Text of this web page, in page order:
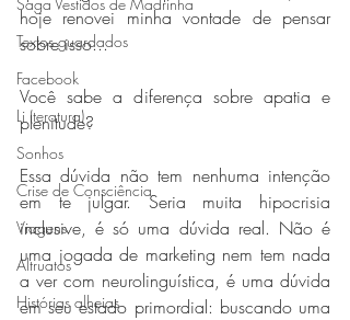
Textos guardados
Facebook
Li (teratura)
Sonhos
Crise de Consciência
Viagens
Altruatos
Histórias alheias
hoje renovei minha vontade de pensar
sobre isso...
Você sabe a diferença sobre apatia e
plenitude?
Essa dúvida não tem nenhuma intenção
em te julgar. Seria muita hipocrisia
inclusive, é só uma dúvida real. Não é
uma jogada de marketing nem tem nada
a ver com neurolinguística, é uma dúvida
em seu estado primordial: buscando uma